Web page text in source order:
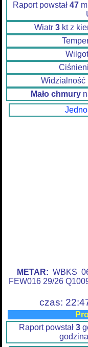
Raport powstał 47
Wiatr 3 kt z
Widzialność
Mało chmury
METAR: WBKS
FEW016 29/26
czas:
Raport powstał 3
godzina